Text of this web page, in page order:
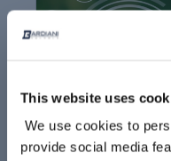
This website uses
We use cookies to
provide social media